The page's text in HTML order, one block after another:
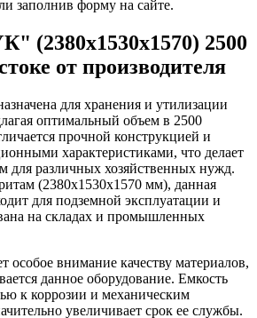
заполнив форму на сайте.
(2380х1530х1570) 2500
от производителя
для хранения и утилизации
оптимальный объем в 2500
прочной конструкцией и
характеристиками, что делает
для различных хозяйственных нужд.
(2380x1530x1570 мм), данная
для подземной эксплуатации и
на складах и промышленных
особое внимание качеству материалов,
данное оборудование. Емкость
к коррозии и механическим
увеличивает срок ее службы.